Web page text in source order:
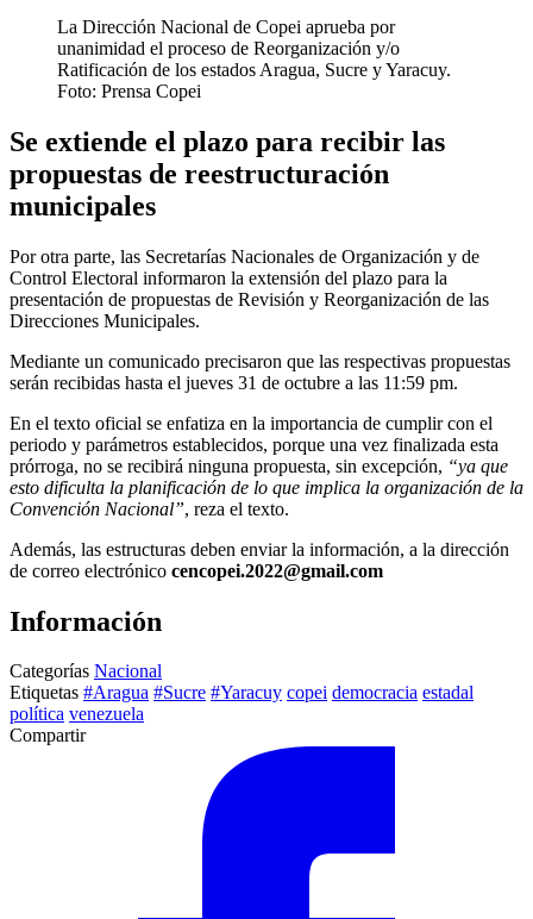
La Dirección Nacional de Copei aprueba por
unanimidad el proceso de Reorganización y/o
Ratificación de los estados Aragua, Sucre y Yaracuy.
Foto: Prensa Copei
Se extiende el plazo para recibir las
propuestas de reestructuración
municipales
Por otra parte, las Secretarías Nacionales de Organización y de
Control Electoral informaron la extensión del plazo para la
presentación de propuestas de Revisión y Reorganización de las
Direcciones Municipales.
Mediante un comunicado precisaron que las respectivas propuestas
serán recibidas hasta el jueves 31 de octubre a las 11:59 pm.
En el texto oficial se enfatiza en la importancia de cumplir con el
periodo y parámetros establecidos, porque una vez finalizada esta
prórroga, no se recibirá ninguna propuesta, sin excepción, “ya que
esto dificulta la planificación de lo que implica la organización de la
Convención Nacional”, reza el texto.
Además, las estructuras deben enviar la información, a la dirección
de correo electrónico cencopei.2022@gmail.com
Información
Categorías Nacional
Etiquetas #Aragua #Sucre #Yaracuy copei democracia estadal
política venezuela
Compartir